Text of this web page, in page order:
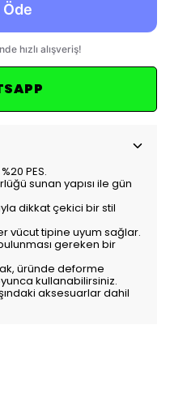
PES.
sunan yapısı ile gün
dikkat çekici bir stil
vücut tipine uyum sağlar.
gereken bir
üründe deforme
kullanabilirsiniz.
aksesuarlar dahil